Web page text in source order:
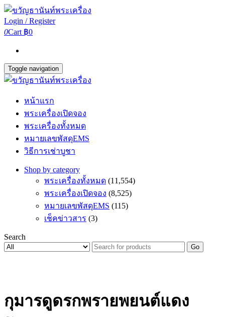
Login / Register
0Cart ฿0
Toggle navigation
หน้าแรก
พระเครื่องเปิดจอง
พระเครื่องทั้งหมด
หมายเลขพัสดุEMS
วิธีการเช่าบูชา
Shop by category
พระเครื่องทั้งหมด (11,554)
พระเครื่องเปิดจอง (8,525)
หมายเลขพัสดุEMS (115)
เช็คข่าวสาร (3)
Search
Go
กุมารดูดรกพรายพยนต์แดง